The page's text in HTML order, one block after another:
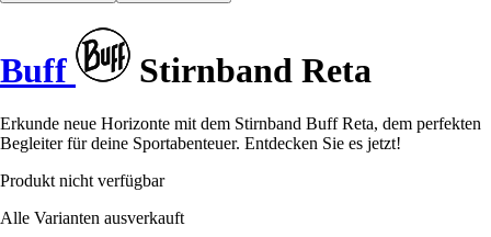
Buff Stirnband Reta
Erkunde neue Horizonte mit dem Stirnband Buff Reta, dem perfekten
Begleiter für deine Sportabenteuer. Entdecken Sie es jetzt!
Produkt nicht verfügbar
Alle Varianten ausverkauft